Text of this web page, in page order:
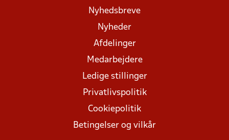
Nyhedsbreve
Nyheder
Afdelinger
Medarbejdere
Ledige stillinger
Privatlivspolitik
Cookiepolitik
Betingelser og vilkår